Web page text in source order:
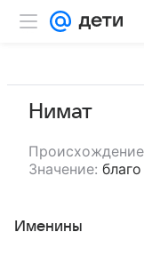
Нимат
Значение: благо
Именины